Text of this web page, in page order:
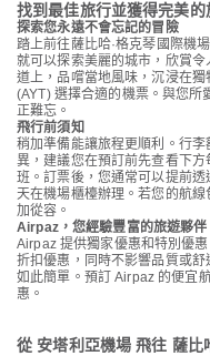
找到最佳旅行並獲得完美的
探索您永遠不會忘記的冒險
踏上前往薩比哈·格克琴國際機
就可以探索美麗的城市，欣賞
道上，品嚐當地風味，沉浸在
(AYT) 選擇合適的機票。與您
正難忘。
飛行前須知
稍加準備能讓旅程更順利。行
異，建議您在預訂前先查看下
班。訂票後，您通常可以提前
天在機場櫃檯辦理。若您的航
加從容。
Airpaz，您經驗豐富的旅遊夥伴
Airpaz 提供獨家優惠和特別優
折扣優惠，同時不影響品質或
如此簡單。預訂 Airpaz 的便宜
惠。
從 安塔利亞機場 飛往 薩比